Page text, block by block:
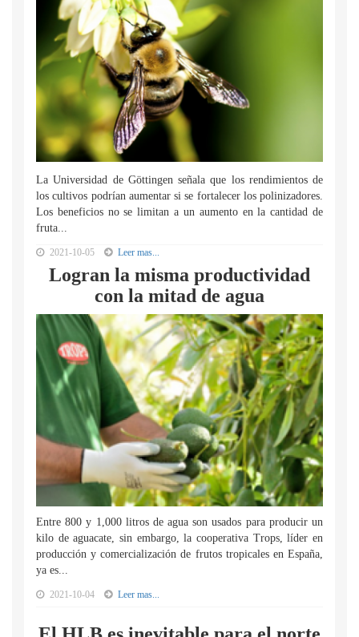
La Universidad de Göttingen señala que los rendimientos de
los cultivos podrían aumentar si se fortalecer los polinizadores.
Los beneficios no se limitan a un aumento en la cantidad de
fruta...
2021-10-05 Leer mas...
Logran la misma productividad
con la mitad de agua
Entre 800 y 1,000 litros de agua son usados para producir un
kilo de aguacate, sin embargo, la cooperativa Trops, líder en
producción y comercialización de frutos tropicales en España,
ya es...
2021-10-04 Leer mas...